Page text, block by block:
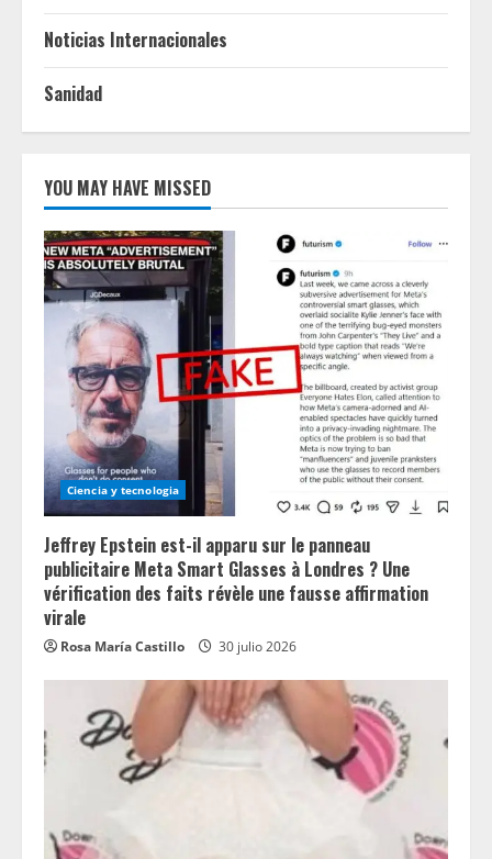
Noticias Internacionales
Sanidad
YOU MAY HAVE MISSED
Ciencia y tecnologia
Jeffrey Epstein est-il apparu sur le panneau
publicitaire Meta Smart Glasses à Londres ? Une
vérification des faits révèle une fausse affirmation
virale
Rosa María Castillo 30 julio 2026